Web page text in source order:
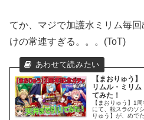
てか、マジで加護水ミリム毎
けの常連すぎる。。。(ToT)
【まおりゅう
リムル・ミリ
てみた！
【まおりゅう】1
にて、転スラのソ
りゅう】が、めで